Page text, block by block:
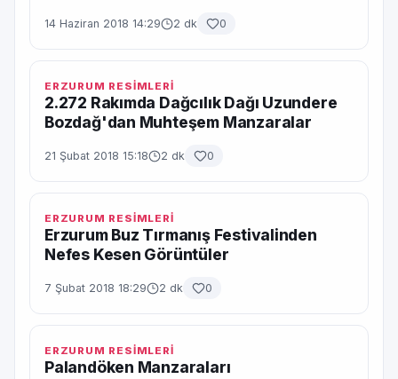
14 Haziran 2018 14:29 2 dk 0
ERZURUM RESİMLERİ
2.272 Rakımda Dağcılık Dağı Uzundere
Bozdağ'dan Muhteşem Manzaralar
21 Şubat 2018 15:18 2 dk 0
ERZURUM RESİMLERİ
Erzurum Buz Tırmanış Festivalinden
Nefes Kesen Görüntüler
7 Şubat 2018 18:29 2 dk 0
ERZURUM RESİMLERİ
Palandöken Manzaraları